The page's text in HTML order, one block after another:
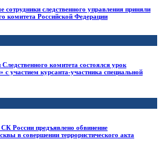
следственного управления приняли
комитета Российской Федерации
комитета состоялся урок
участием курсанта-участника специальной
России предъявлено обвинение
в совершении террористического акта